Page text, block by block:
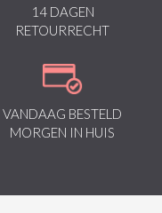
14 DAGEN
RETOURRECHT
VANDAAG BESTELD
MORGEN IN HUIS